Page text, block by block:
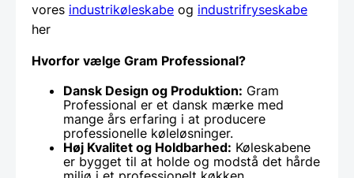
vores industrikøleskabe og industrifryseskabe
her
Hvorfor vælge Gram Professional?
Dansk Design og Produktion: Gram
Professional er et dansk mærke med
mange års erfaring i at producere
professionelle køleløsninger.
Høj Kvalitet og Holdbarhed: Køleskabene
er bygget til at holde og modstå det hårde